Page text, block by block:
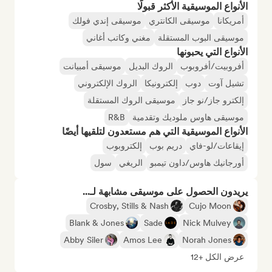
الأنواع الموسيقية الأكثر قبولًا
أمريكانا موسيقى الكانتري
موسيقى إندي فولك
موسيقى البوب المستقلة
مغني وكاتب أغاني
الأنواع التي يحبونها
أفروبيت/أفروبوب الروك البديل
موسيقى أمبيانت
تشيل آوت
دوب إلكترونيكا
الروك الإلكتروني
إلكترو جاز/نو جاز
موسيقى الروك المستقلة
موسيقى هاوس ملوديك وتقدمية
R&B
الأنواع الموسيقية التي هم مستعدون لتلقيها أيضًا
إيقاعات/لو-فاي دريم بوب
إلكتروبوب
أورجانيك هاوس/داون تيمبو
الريغي سول
يريدون الحصول على موسيقى مشابهة لـ...
Cujo Moon
Crosby, Stills & Nash
Nick Mulvey
Sade
Blank & Jones
Norah Jones
Amos Lee
Abby Siler
عرض الكل +12